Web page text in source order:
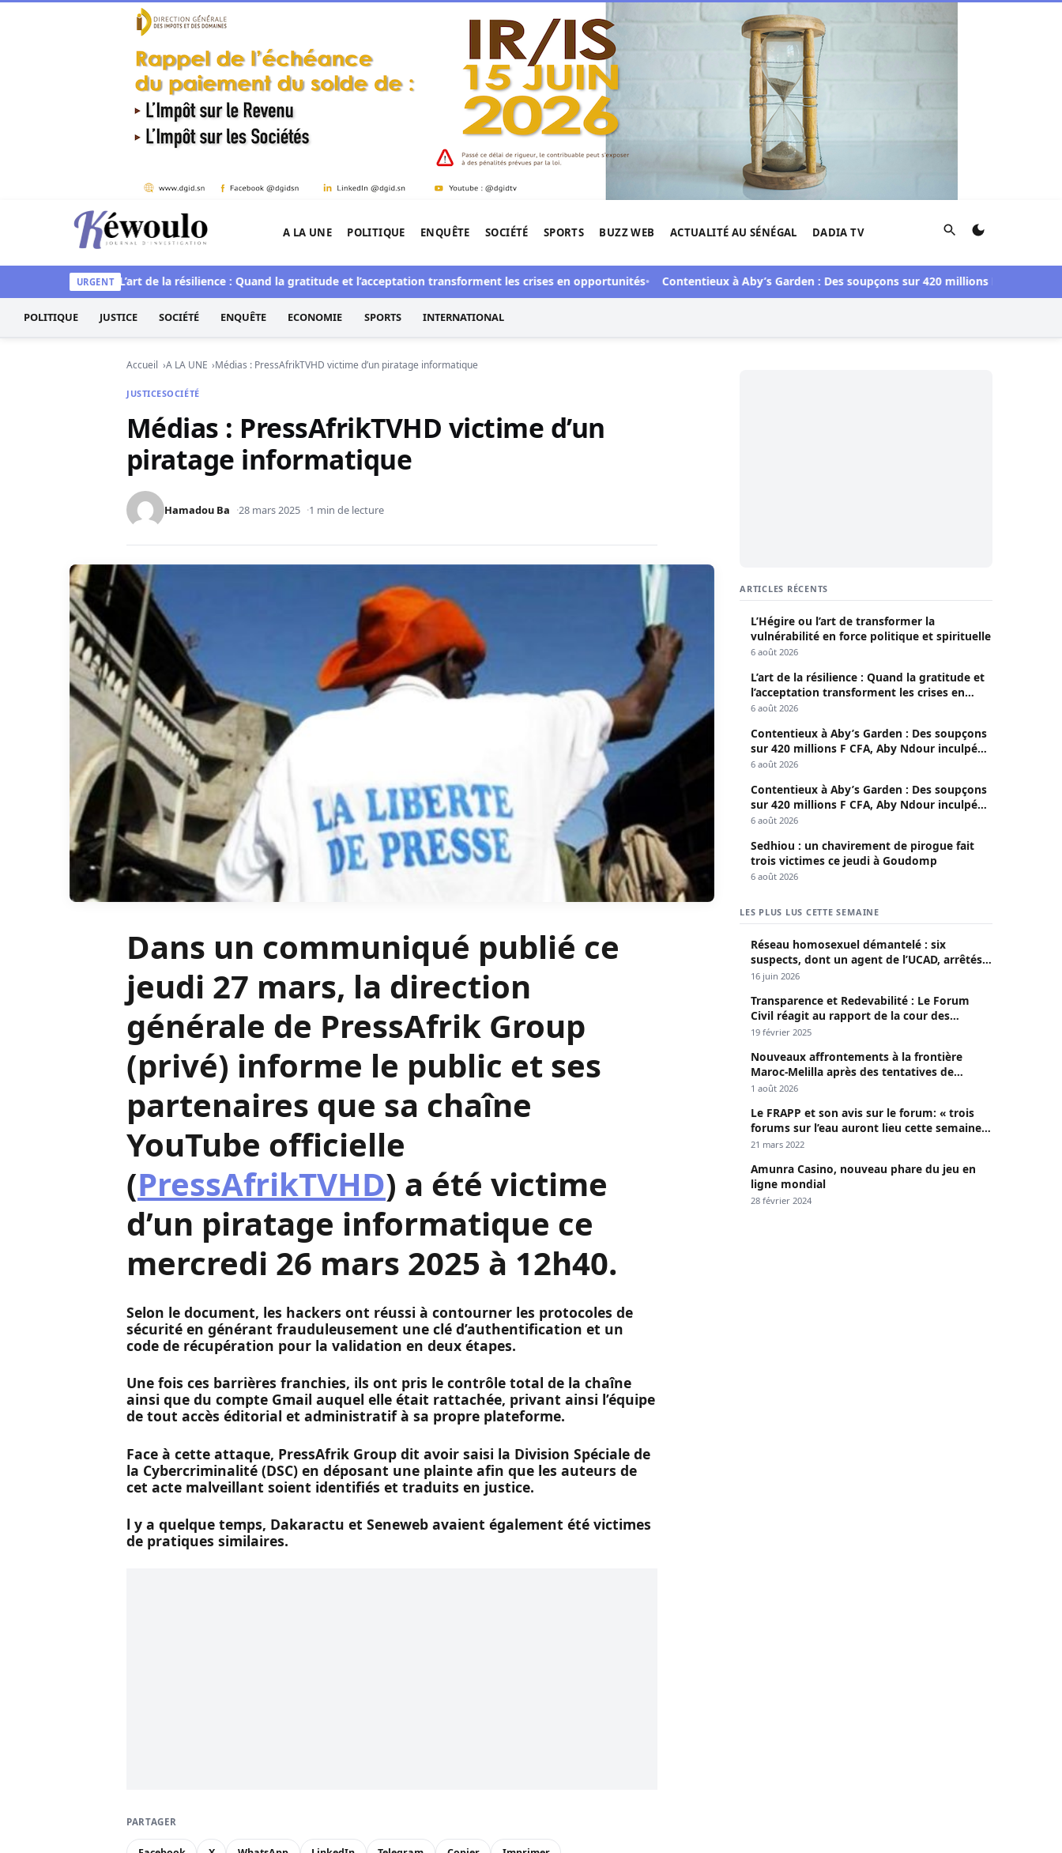
Aller au contenu
Kéwoulo, le premier site d'information et d'investigation de l'Afrique.
A LA UNE POLITIQUE ENQUÊTE SOCIÉTÉ SPORTS BUZZ WEB ACTUALITÉ AU SÉNÉGAL DADIA TV Rechercher
URGENT
L’art de la résilience : Quand la gratitude et l’acceptation transforment les crises en opportunités Contentieux à Aby’s Garden : Des soupçons sur 420 millions F CFA, Aby
POLITIQUE JUSTICE SOCIÉTÉ ENQUÊTE ECONOMIE SPORTS INTERNATIONAL
Accueil A LA UNE Médias : PressAfrikTVHD victime d’un piratage informatique
JUSTICESOCIÉTÉ
Médias : PressAfrikTVHD victime d’un
piratage informatique
Hamadou Ba 28 mars 2025 1 min de lecture
Dans un communiqué publié ce
jeudi 27 mars, la direction
générale de PressAfrik Group
(privé) informe le public et ses
partenaires que sa chaîne
YouTube officielle
(PressAfrikTVHD) a été victime
d’un piratage informatique ce
mercredi 26 mars 2025 à 12h40.
Selon le document, les hackers ont réussi à contourner les protocoles de
sécurité en générant frauduleusement une clé d’authentification et un
code de récupération pour la validation en deux étapes.
Une fois ces barrières franchies, ils ont pris le contrôle total de la chaîne
ainsi que du compte Gmail auquel elle était rattachée, privant ainsi l’équipe
de tout accès éditorial et administratif à sa propre plateforme.
Face à cette attaque, PressAfrik Group dit avoir saisi la Division Spéciale de
la Cybercriminalité (DSC) en déposant une plainte afin que les auteurs de
cet acte malveillant soient identifiés et traduits en justice.
l y a quelque temps, Dakaractu et Seneweb avaient également été victimes
de pratiques similaires.
PARTAGER
ARTICLES RÉCENTS
L’Hégire ou l’art de transformer la
vulnérabilité en force politique et spirituelle
6 août 2026
L’art de la résilience : Quand la gratitude et
l’acceptation transforment les crises en
opportunités
6 août 2026
Contentieux à Aby’s Garden : Des soupçons
sur 420 millions F CFA, Aby Ndour inculpée
pour abus de biens sociaux
6 août 2026
Contentieux à Aby’s Garden : Des soupçons
sur 420 millions F CFA, Aby Ndour inculpée
pour abus de biens sociaux
6 août 2026
Sedhiou : un chavirement de pirogue fait
trois victimes ce jeudi à Goudomp
6 août 2026
LES PLUS LUS CETTE SEMAINE
Réseau homosexuel démantelé : six
suspects, dont un agent de l’UCAD, arrêtés à
Keur Massar ; l’un avoue avoir propagé le
16 juin 2026
Transparence et Redevabilité : Le Forum
Civil réagit au rapport de la cour des
comptes
19 février 2025
Nouveaux affrontements à la frontière
Maroc-Melilla après des tentatives de
passage
1 août 2026
Le FRAPP et son avis sur le forum: « trois
forums sur l’eau auront lieu cette semaine à
Dakar »
21 mars 2022
Amunra Casino, nouveau phare du jeu en
ligne mondial
28 février 2024